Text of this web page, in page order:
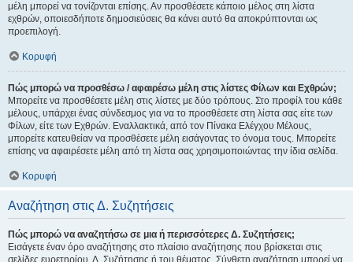
μέλη μπορεί να τονίζονται επίσης. Αν προσθέσετε κάποιο μέλος στη λίστα
εχθρών, οποιεσδήποτε δημοσιεύσεις θα κάνει αυτό θα αποκρύπτονται ως
προεπιλογή.
Κορυφή
Πώς μπορώ να προσθέσω / αφαιρέσω μέλη στις λίστες Φίλων και Εχθρών;
Μπορείτε να προσθέσετε μέλη στις λίστες με δύο τρόπους. Στο προφίλ του κάθε
μέλους, υπάρχει ένας σύνδεσμος για να το προσθέσετε στη λίστα σας είτε των
Φίλων, είτε των Εχθρών. Εναλλακτικά, από τον Πίνακα Ελέγχου Μέλους,
μπορείτε κατευθείαν να προσθέσετε μέλη εισάγοντας το όνομα τους. Μπορείτε
επίσης να αφαιρέσετε μέλη από τη λίστα σας χρησιμοποιώντας την ίδια σελίδα.
Κορυφή
Αναζήτηση στις Δ. Συζητήσεις
Πώς μπορώ να αναζητήσω σε μια ή περισσότερες Δ. Συζητήσεις;
Εισάγετε έναν όρο αναζήτησης στο πλαίσιο αναζήτησης που βρίσκεται στις
σελίδες ευρετηρίου, Δ. Συζήτησης ή του θέματος. Σύνθετη αναζήτηση μπορεί να